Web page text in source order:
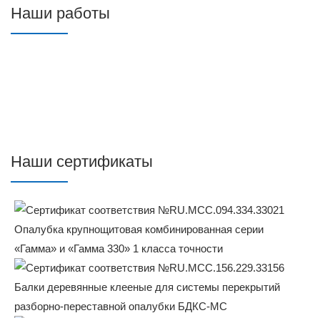
Наши работы
Наши сертификаты